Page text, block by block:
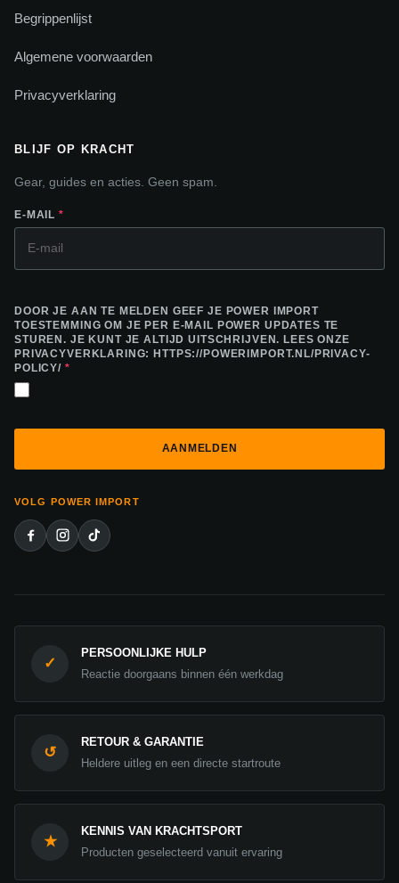
Begrippenlijst
Algemene voorwaarden
Privacyverklaring
BLIJF OP KRACHT
Gear, guides en acties. Geen spam.
E-MAIL *
DOOR JE AAN TE MELDEN GEEF JE POWER IMPORT
TOESTEMMING OM JE PER E-MAIL POWER UPDATES TE
STUREN. JE KUNT JE ALTIJD UITSCHRIJVEN. LEES ONZE
PRIVACYVERKLARING: HTTPS://POWERIMPORT.NL/PRIVACY-
POLICY/ *
VOLG POWER IMPORT
✓
PERSOONLIJKE HULP
Reactie doorgaans binnen één werkdag
↺
RETOUR & GARANTIE
Heldere uitleg en een directe startroute
★
KENNIS VAN KRACHTSPORT
Producten geselecteerd vanuit ervaring